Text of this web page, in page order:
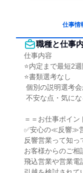
仕事情
職種と仕事
仕事内容
⭐内定まで最短2
⭐書類選考なし
＝＝お仕事ポイン
✅安心の≪反響≫
反響営業って知っ
お客様からのご相
飛込営業や営業電